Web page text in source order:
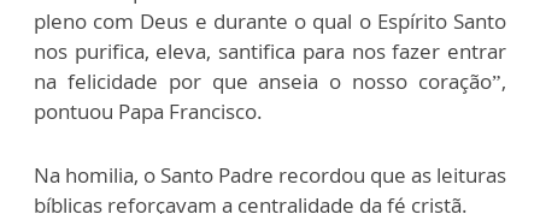
pleno com Deus e durante o qual o Espírito Santo
nos purifica, eleva, santifica para nos fazer entrar
na felicidade por que anseia o nosso coração”,
pontuou Papa Francisco.
Na homilia, o Santo Padre recordou que as leituras
bíblicas reforçavam a centralidade da fé cristã.